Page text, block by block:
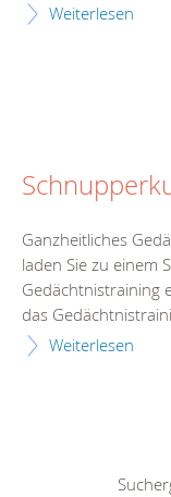
Weiterlesen
Ganzheitliches
laden Sie zu einem
Gedächtnistraining
das
Weiterlesen